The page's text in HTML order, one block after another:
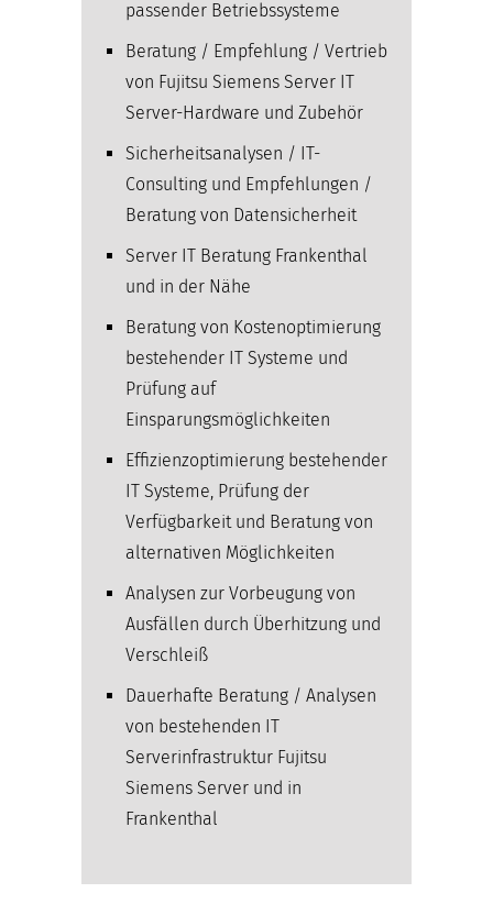
passender Betriebssysteme
Beratung / Empfehlung / Vertrieb
von Fujitsu Siemens Server IT
Server-Hardware und Zubehör
Sicherheitsanalysen / IT-
Consulting und Empfehlungen /
Beratung von Datensicherheit
Server IT Beratung Frankenthal
und in der Nähe
Beratung von Kostenoptimierung
bestehender IT Systeme und
Prüfung auf
Einsparungsmöglichkeiten
Effizienzoptimierung bestehender
IT Systeme, Prüfung der
Verfügbarkeit und Beratung von
alternativen Möglichkeiten
Analysen zur Vorbeugung von
Ausfällen durch Überhitzung und
Verschleiß
Dauerhafte Beratung / Analysen
von bestehenden IT
Serverinfrastruktur Fujitsu
Siemens Server und in
Frankenthal